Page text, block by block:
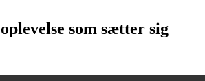
som sætter sig